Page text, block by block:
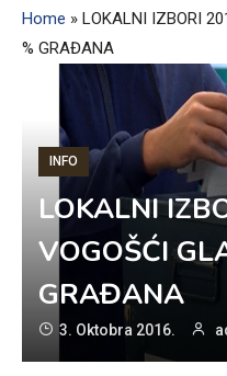
Home » LOKALNI IZBORI
% GRAĐANA
INFO
LOKALNI
VOGOŠĆI
GRAĐANA
3. Oktobra 2016.